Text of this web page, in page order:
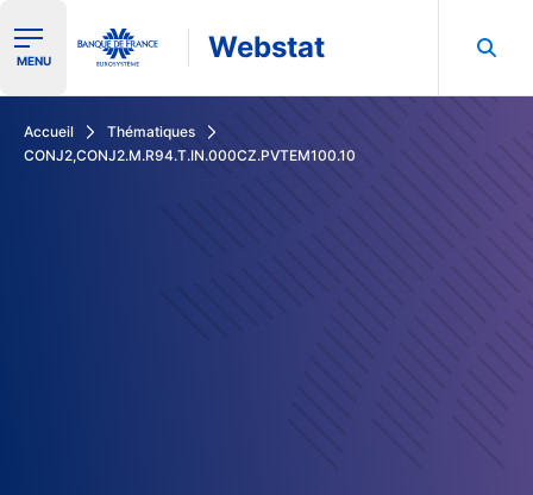
Ouvrir le menu de navigation
MENU Webstat
Accueil
Thématiques
CONJ2,CONJ2.M.R94.T.IN.000CZ.PVTEM100.10